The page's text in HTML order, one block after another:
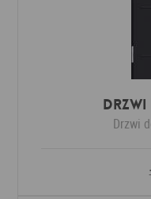
Drzwi
Drzwi